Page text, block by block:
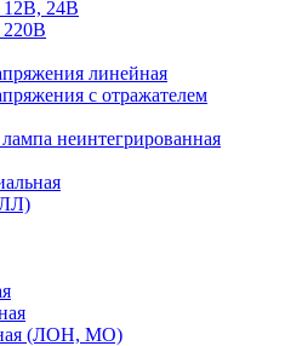
12В, 24В
220В
линейная
с отражателем
неинтегрированная
(ЛОН, МО)